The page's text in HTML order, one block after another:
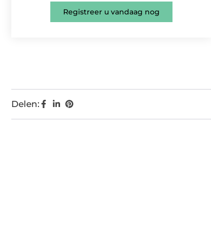
Registreer u vandaag nog
Delen: